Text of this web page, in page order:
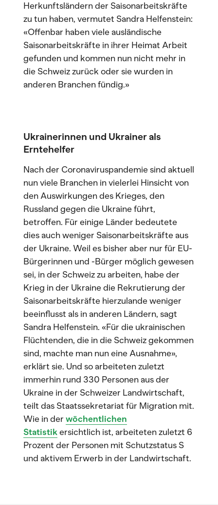
Herkunftsländern der Saisonarbeitskräfte
zu tun haben, vermutet Sandra Helfenstein:
«Offenbar haben viele ausländische
Saisonarbeitskräfte in ihrer Heimat Arbeit
gefunden und kommen nun nicht mehr in
die Schweiz zurück oder sie wurden in
anderen Branchen fündig.»
Ukrainerinnen und Ukrainer als
Erntehelfer
Nach der Coronaviruspandemie sind aktuell
nun viele Branchen in vielerlei Hinsicht von
den Auswirkungen des Krieges, den
Russland gegen die Ukraine führt,
betroffen. Für einige Länder bedeutete
dies auch weniger Saisonarbeitskräfte aus
der Ukraine. Weil es bisher aber nur für EU-
Bürgerinnen und -Bürger möglich gewesen
sei, in der Schweiz zu arbeiten, habe der
Krieg in der Ukraine die Rekrutierung der
Saisonarbeitskräfte hierzulande weniger
beeinflusst als in anderen Ländern, sagt
Sandra Helfenstein. «Für die ukrainischen
Flüchtenden, die in die Schweiz gekommen
sind, machte man nun eine Ausnahme»,
erklärt sie. Und so arbeiteten zuletzt
immerhin rund 330 Personen aus der
Ukraine in der Schweizer Landwirtschaft,
teilt das Staatssekretariat für Migration mit.
Wie in der wöchentlichen
Statistikersichtlich ist, arbeiteten zuletzt 6
Prozent der Personen mit Schutzstatus S
und aktivem Erwerb in der Landwirtschaft.